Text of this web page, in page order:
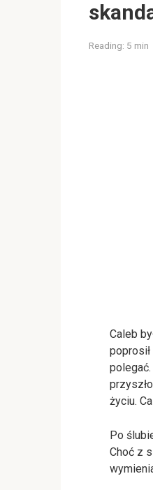
Reading: 5 min
Caleb
życiu.
Po
Choć z